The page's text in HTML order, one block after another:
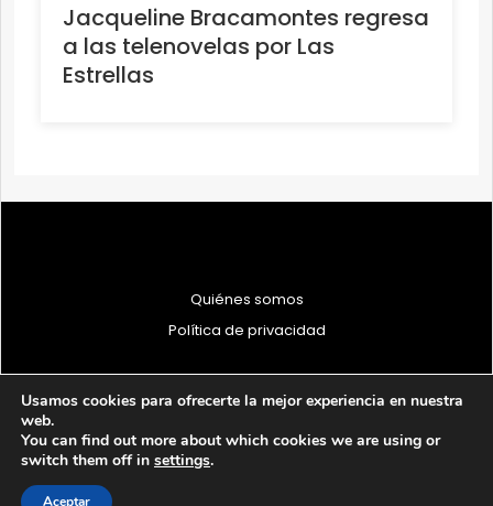
Jacqueline Bracamontes regresa
a las telenovelas por Las
Estrellas
Quiénes somos
Política de privacidad
© 1997 - 2026 PRODU - Todos los derechos reservados
Usamos cookies para ofrecerte la mejor experiencia en nuestra
web.
You can find out more about which cookies we are using or
switch them off in settings.
Aceptar